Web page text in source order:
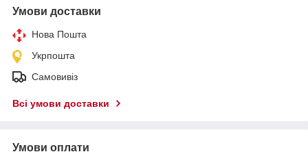
Умови доставки
Нова Пошта
Укрпошта
Самовивіз
Всі умови доставки
Умови оплати